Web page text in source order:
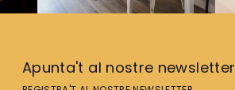
Apunta't al nostre newsletter